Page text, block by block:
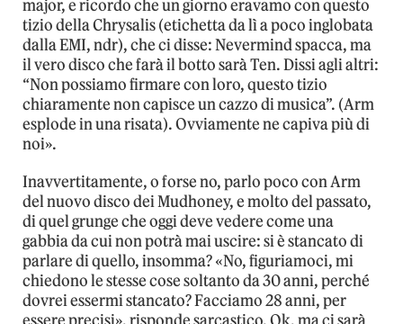
major, e ricordo che un giorno eravamo con questo
tizio della Chrysalis (etichetta da lì a poco inglobata
dalla EMI, ndr), che ci disse: Nevermind spacca, ma
il vero disco che farà il botto sarà Ten. Dissi agli altri:
“Non possiamo firmare con loro, questo tizio
chiaramente non capisce un cazzo di musica”. (Arm
esplode in una risata). Ovviamente ne capiva più di
noi».
Inavvertitamente, o forse no, parlo poco con Arm
del nuovo disco dei Mudhoney, e molto del passato,
di quel grunge che oggi deve vedere come una
gabbia da cui non potrà mai uscire: si è stancato di
parlare di quello, insomma? «No, figuriamoci, mi
chiedono le stesse cose soltanto da 30 anni, perché
dovrei essermi stancato? Facciamo 28 anni, per